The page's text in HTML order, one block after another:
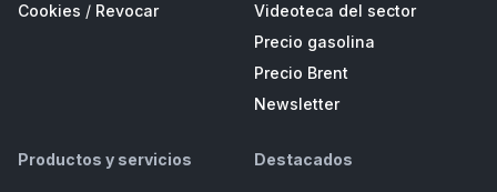
Cookies / Revocar
Videoteca del sector
Precio gasolina
Precio Brent
Newsletter
Productos y servicios Destacados